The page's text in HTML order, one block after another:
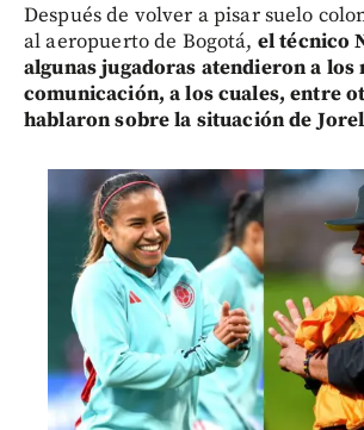
Después de volver a pisar suelo
al aeropuerto de Bogotá, el técnico
algunas jugadoras atendieron a los
comunicación, a los cuales, entre
hablaron sobre la situación de